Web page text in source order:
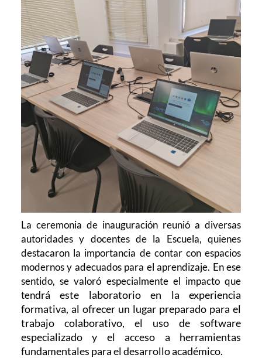
La ceremonia de inauguración reunió a diversas
autoridades y docentes de la Escuela, quienes
destacaron la importancia de contar con espacios
modernos y adecuados para el aprendizaje. En ese
sentido, se valoró especialmente el impacto que
tendrá este laboratorio en la experiencia
formativa, al ofrecer un lugar preparado para el
trabajo colaborativo, el uso de software
especializado y el acceso a herramientas
fundamentales para el desarrollo académico.